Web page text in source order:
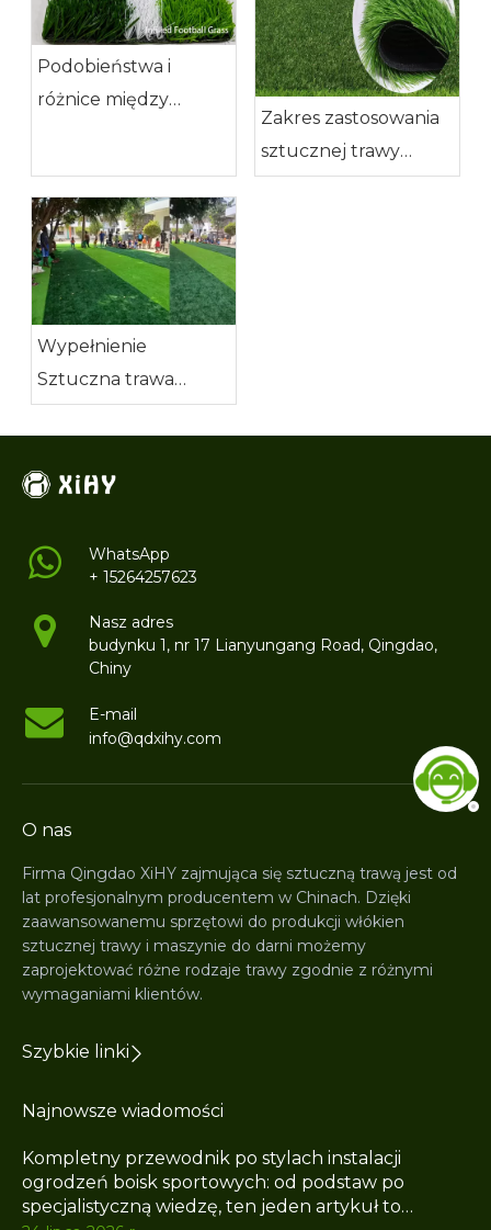
Podobieństwa i
różnice między
wypełnioną i
niewypełnioną do piłki
nożnej
Zakres zastosowania
sztucznej trawy
piłkarskiej
Wypełnienie
Sztuczna trawa
WhatsApp
+ 15264257623
Nasz adres
budynku 1, nr 17 Lianyungang Road, Qingdao,
Chiny
E-mail
info@qdxihy.com
O nas
Firma Qingdao XiHY zajmująca się sztuczną trawą jest od
lat profesjonalnym producentem w Chinach. Dzięki
zaawansowanemu sprzętowi do produkcji włókien
sztucznej trawy i maszynie do darni możemy
zaprojektować różne rodzaje trawy zgodnie z różnymi
wymaganiami klientów.
Szybkie linki
Najnowsze wiadomości
Kompletny przewodnik po stylach instalacji
ogrodzeń boisk sportowych: od podstaw po
specjalistyczną wiedzę, ten jeden artykuł to